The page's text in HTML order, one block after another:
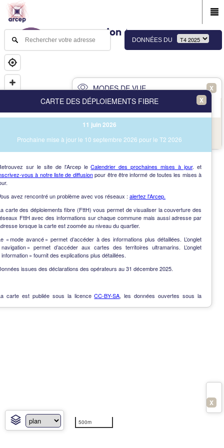
500m
DONNÉES DU
MODES DE VUE X
Vue des immeubles et des communes
X
CARTE DES DÉPLOIEMENTS FIBRE
11 juin 2026
Prochaine mise à jour le 10 septembre 2026 pour le T2 2026
sur le site de l'Arcep leCalendrier des prochaines mises à jour. et
vous à notre liste de diffusionpour être être informé de toutes les mises à
avez rencontré un problème avec vos réseaux : alertez l'Arcep.
carte des déploiements fibre (FttH) vous permet de visualiser la couverture des
FttH avec des informations sur chaque commune mais aussi adresse par
lorsque la carte est zoomée au niveau du quartier.
« mode avancé » permet d’accéder à des informations plus détaillées. L’onglet
navigation » permet d’accéder aux cartes des territoires ultramarins. L’onglet
information » fournit des explications plus détaillées.
issues des déclarations des opérateurs au 31 décembre 2025.
carte est publiée sous la licenceCC-BY-SA, les données ouvertes sous la
X
NAV